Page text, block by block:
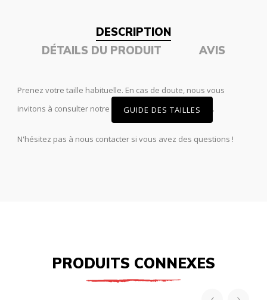
DESCRIPTION
DÉTAILS DU PRODUIT
AVIS
Prenez votre taille habituelle. En cas de doute, nous vous
invitons à consulter notre
GUIDE DES TAILLES .
N'hésitez pas à nous contacter si vous avez des questions !
PRODUITS CONNEXES